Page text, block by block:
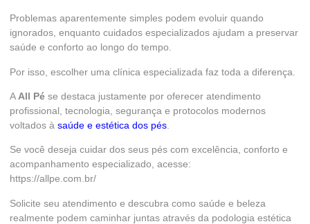
Problemas aparentemente simples podem evoluir quando
ignorados, enquanto cuidados especializados ajudam a preservar
saúde e conforto ao longo do tempo.
Por isso, escolher uma clínica especializada faz toda a diferença.
A All Pé se destaca justamente por oferecer atendimento
profissional, tecnologia, segurança e protocolos modernos
voltados à saúde e estética dos pés
Se você deseja cuidar dos seus pés com excelência, conforto e
acompanhamento especializado, acesse:
https://allpe.com.br/
Solicite seu atendimento e descubra como saúde e beleza
realmente podem caminhar juntas através da podologia estética